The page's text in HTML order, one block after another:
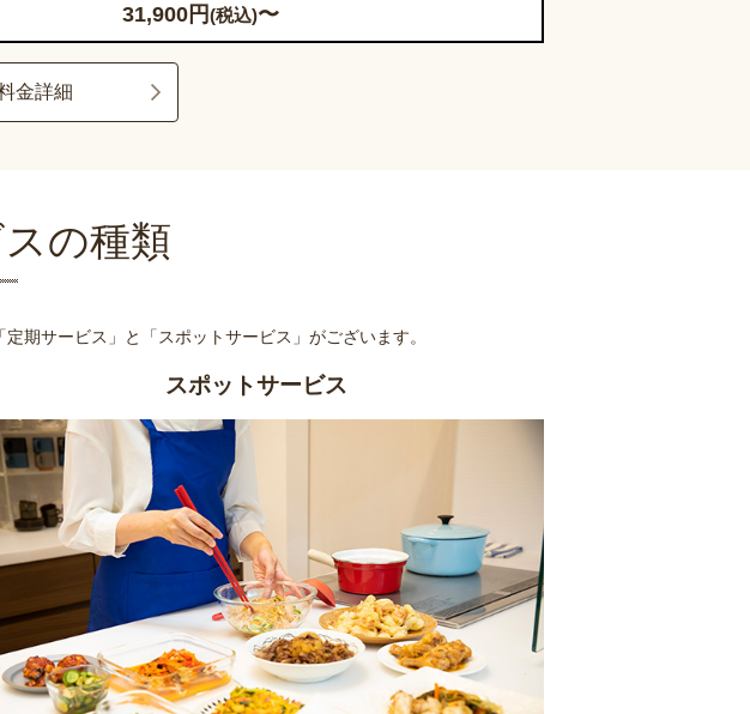
31,900 円(税込)〜
金詳細
の種類
「定期サービス」と「スポットサービス」がございます。
スポットサービス